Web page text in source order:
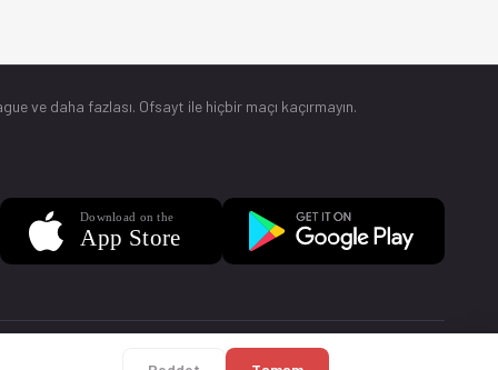
ve daha fazlası. Ofsayt ile hiçbir maçı kaçırmayın.